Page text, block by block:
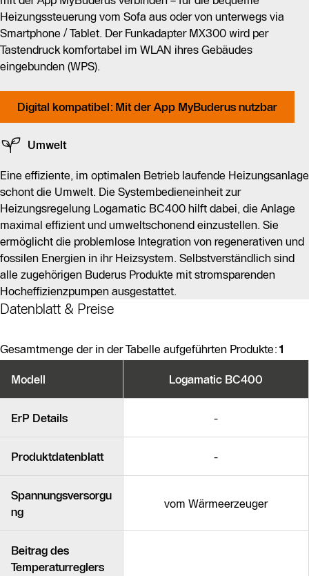
Heizungssteuerung vom Sofa aus oder von unterwegs via
Smartphone / Tablet. Der Funkadapter MX300 wird per
Tastendruck komfortabel im WLAN ihres Gebäudes
eingebunden (WPS).
Digital kompatibel: Mit der App MyBuderus nutzbar
Umwelt
Eine effiziente, im optimalen Betrieb laufende Heizungsanlage
schont die Umwelt. Die Systembedieneinheit zur
Heizungsregelung Logamatic BC400 hilft dabei, die Anlage
maximal effizient und umweltschonend einzustellen. Sie
ermöglicht die problemlose Integration von regenerativen und
fossilen Energien in ihr Heizsystem. Selbstverständlich sind
alle zugehörigen Buderus Produkte mit stromsparenden
Hocheffizienzpumpen ausgestattet.
Datenblatt & Preise
Gesamtmenge der in der Tabelle aufgeführten Produkte: 1
Modell Logamatic BC400
ErP Details -
Produktdatenblatt -
Spannungsversorgu
ng
vom Wärmeerzeuger
Beitrag des
Temperaturreglers